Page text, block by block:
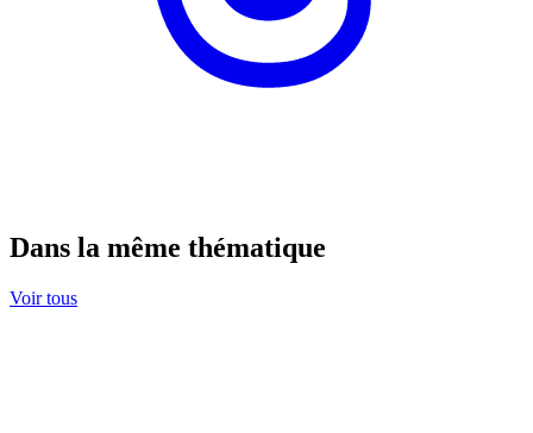
Dans la même thématique
Voir tous